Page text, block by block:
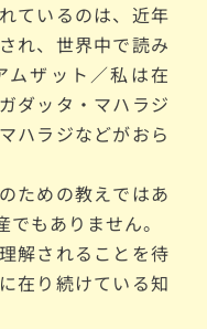
ているのは、近年
れ、世界中で読み
ムザット／私は在
ダッタ・マハラジ
ハラジなどがおら
ための教えではあ
もありません。
解されることを待
在り続けている知